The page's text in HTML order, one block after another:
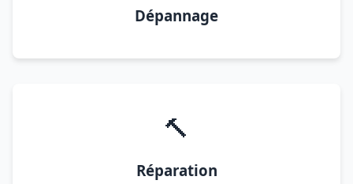
Dépannage
🔨
Réparation